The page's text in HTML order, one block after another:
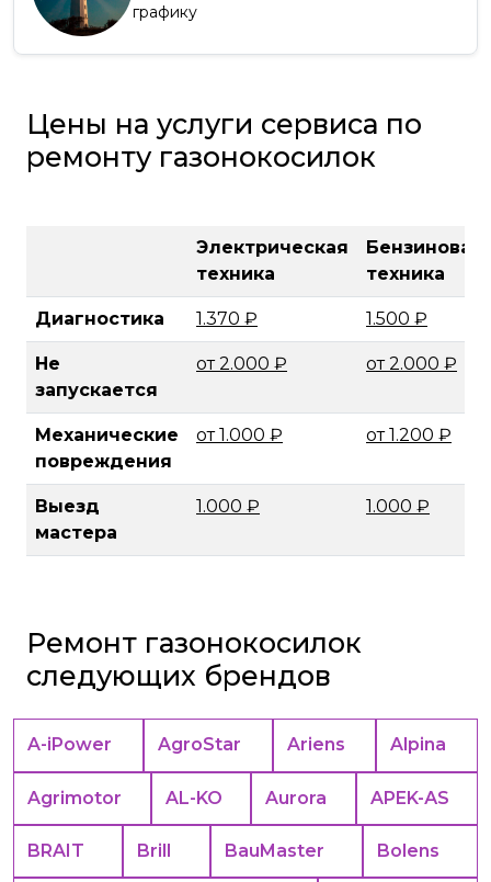
графику
Цены на услуги сервиса по
ремонту газонокосилок
Электрическая
техника
Бензиновая
техника
Диагностика 1.370 ₽ 1.500 ₽
Не
запускается
от 2.000 ₽ от 2.000 ₽
Механические
повреждения
от 1.000 ₽ от 1.200 ₽
Выезд
мастера
1.000 ₽ 1.000 ₽
Ремонт газонокосилок
следующих брендов
A-iPower AgroStar Ariens Alpina
Agrimotor AL-KO Aurora APEK-АS
BRAIT Brill BauMaster Bolens